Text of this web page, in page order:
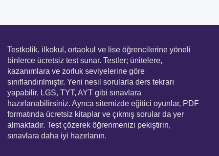
Testkolik, ilkokul, ortaokul ve lise öğrencilerine yöneli
binlerce ücretsiz test sunar. Testler; ünitelere,
kazanımlara ve zorluk seviyelerine göre
sınıflandırılmıştır. Yeni nesil sorularla ders tekrarı
yapabilir, LGS, TYT, AYT gibi sınavlara
hazırlanabilirsiniz. Ayrıca sitemizde eğitici oyunlar, PDF
formatında ücretsiz kitaplar ve çıkmış sorular da yer
almaktadır. Test çözerek öğrenmenizi pekiştirin,
sınavlara daha iyi hazırlanın.